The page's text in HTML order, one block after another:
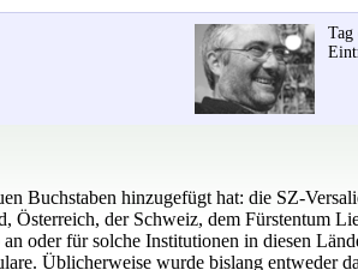
Tag
Buchstaben hinzugefügt hat: die SZ-
der Schweiz, dem Fürstentum
oder für solche Institutionen in diesen
Üblicherweise wurde bislang entweder